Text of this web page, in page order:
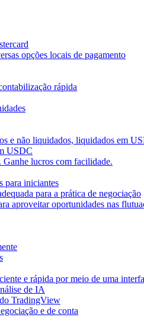
opções locais de pagamento
rápida
e não liquidados, liquidados em
USDC
Ganhe lucros com facilidade.
para iniciantes
para a prática de negociação
aproveitar oportunidades nas
e rápida por meio de uma
de IA
TradingView
e de conta